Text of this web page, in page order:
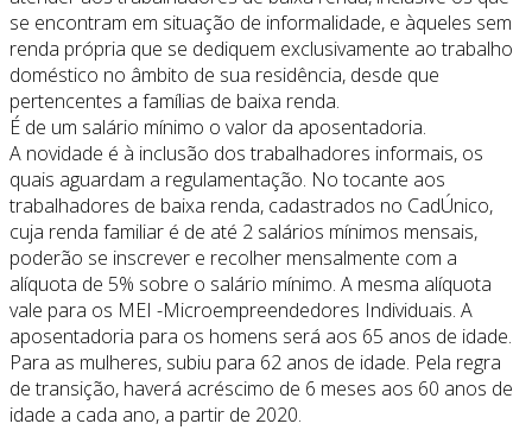
se encontram em situação de informalidade, e àqueles sem
renda própria que se dediquem exclusivamente ao trabalho
doméstico no âmbito de sua residência, desde que
pertencentes a famílias de baixa renda.
É de um salário mínimo o valor da aposentadoria.
A novidade é à inclusão dos trabalhadores informais, os
quais aguardam a regulamentação. No tocante aos
trabalhadores de baixa renda, cadastrados no CadÚnico,
cuja renda familiar é de até 2 salários mínimos mensais,
poderão se inscrever e recolher mensalmente com a
alíquota de 5% sobre o salário mínimo. A mesma alíquota
vale para os MEI -Microempreendedores Individuais. A
aposentadoria para os homens será aos 65 anos de idade.
Para as mulheres, subiu para 62 anos de idade. Pela regra
de transição, haverá acréscimo de 6 meses aos 60 anos de
idade a cada ano, a partir de 2020.